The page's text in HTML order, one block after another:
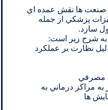
صنعت ها نقش عمده اي
پزشکي از جمله
سازد.
به شرح زير است:
نظارت بر عملکرد
به مراکز درماني به
ها